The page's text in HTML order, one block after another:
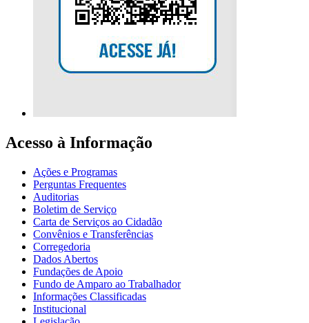
Acesso à Informação
Ações e Programas
Perguntas Frequentes
Auditorias
Boletim de Serviço
Carta de Serviços ao Cidadão
Convênios e Transferências
Corregedoria
Dados Abertos
Fundações de Apoio
Fundo de Amparo ao Trabalhador
Informações Classificadas
Institucional